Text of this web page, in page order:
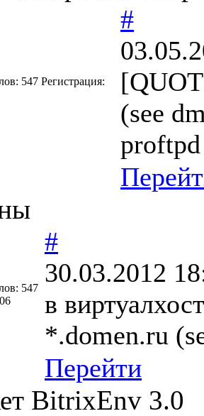
547 Регистрация:
#
(see
proftpd
547
#
30.03.2012
в
*.domen.ru
Перейти
BitrixEnv 3.0